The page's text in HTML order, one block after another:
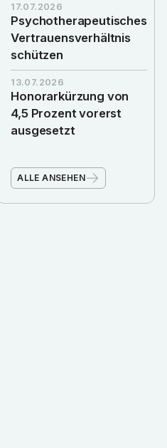
17.07.2026
Psychotherapeutisches
Vertrauensverhältnis
schützen
13.07.2026
Honorarkürzung von
4,5 Prozent vorerst
ausgesetzt
ALLE ANSEHEN